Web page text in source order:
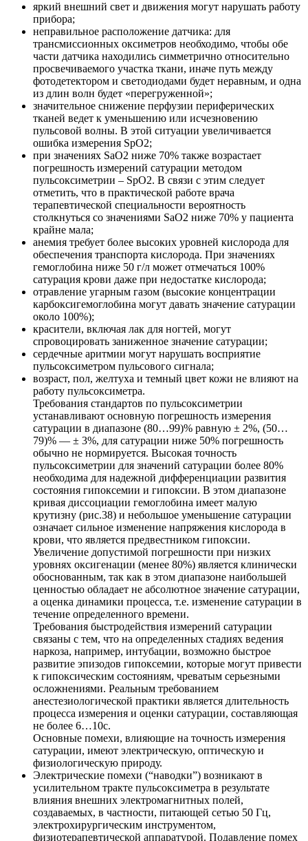
яркий внешний свет и движения могут нарушать работу
прибора;
неправильное расположение датчика: для
трансмиссионных оксиметров необходимо, чтобы обе
части датчика находились симметрично относительно
просвечиваемого участка ткани, иначе путь между
фотодетектором и светодиодами будет неравным, и одна
из длин волн будет «перегруженной»;
значительное снижение перфузии периферических
тканей ведет к уменьшению или исчезновению
пульсовой волны. В этой ситуации увеличивается
ошибка измерения SpO2;
при значениях SaO2 ниже 70% также возрастает
погрешность измерений сатурации методом
пульсоксиметрии – SpO2. В связи с этим следует
отметить, что в практической работе врача
терапевтической специальности вероятность
столкнуться со значениями SaO2 ниже 70% у пациента
крайне мала;
анемия требует более высоких уровней кислорода для
обеспечения транспорта кислорода. При значениях
гемоглобина ниже 50 г/л может отмечаться 100%
сатурация крови даже при недостатке кислорода;
отравление угарным газом (высокие концентрации
карбоксигемоглобина могут давать значение сатурации
около 100%);
красители, включая лак для ногтей, могут
спровоцировать заниженное значение сатурации;
сердечные аритмии могут нарушать восприятие
пульсоксиметром пульсового сигнала;
возраст, пол, желтуха и темный цвет кожи не влияют на
работу пульсоксиметра.
Требования стандартов по пульсоксиметрии
устанавливают основную погрешность измерения
сатурации в диапазоне (80…99)% равную ± 2%, (50…
79)% — ± 3%, для сатурации ниже 50% погрешность
обычно не нормируется. Высокая точность
пульсоксиметрии для значений сатурации более 80%
необходима для надежной дифференциации развития
состояния гипоксемии и гипоксии. В этом диапазоне
кривая диссоциации гемоглобина имеет малую
крутизну (рис.38) и небольшое уменьшение сатурации
означает сильное изменение напряжения кислорода в
крови, что является предвестником гипоксии.
Увеличение допустимой погрешности при низких
уровнях оксигенации (менее 80%) является клинически
обоснованным, так как в этом диапазоне наибольшей
ценностью обладает не абсолютное значение сатурации,
а оценка динамики процесса, т.е. изменение сатурации в
течение определенного времени.
Требования быстродействия измерений сатурации
связаны с тем, что на определенных стадиях ведения
наркоза, например, интубации, возможно быстрое
развитие эпизодов гипоксемии, которые могут привести
к гипоксическим состояниям, чреватым серьезными
осложнениями. Реальным требованием
анестезиологической практики является длительность
процесса измерения и оценки сатурации, составляющая
не более 6…10с.
Основные помехи, влияющие на точность измерения
сатурации, имеют электрическую, оптическую и
физиологическую природу.
Электрические помехи (“наводки”) возникают в
усилительном тракте пульсоксиметра в результате
влияния внешних электромагнитных полей,
создаваемых, в частности, питающей сетью 50 Гц,
электрохирургическим инструментом,
физиотерапевтической аппаратурой. Подавление помех